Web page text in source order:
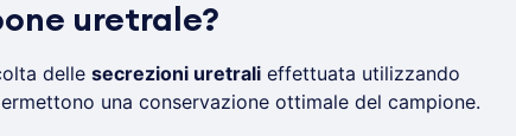
uretrale?
delle secrezioni uretralieffettuata utilizzando
una conservazione ottimale del campione.